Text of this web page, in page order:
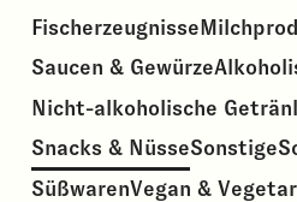
Fischerzeugnisse
Saucen & Gewürze
Nicht-alkoholische
Snacks & NüsseSonstige
SüßwarenVegan &